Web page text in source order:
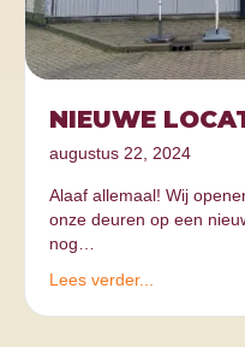
NIEUWE
augustus 22, 2024
Alaaf allemaal! Wij
onze deuren op een
nog…
Lees verder...